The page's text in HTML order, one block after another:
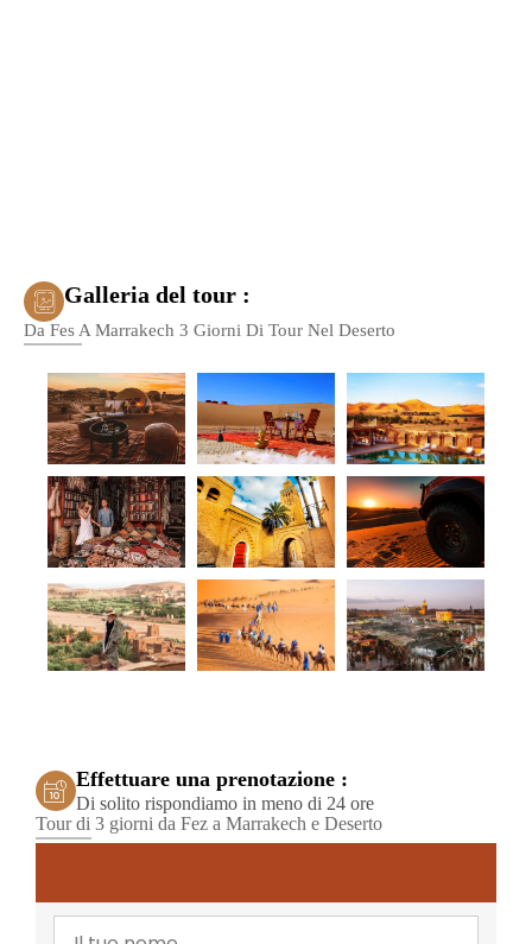
Galleria del tour :
Da Fes A Marrakech 3 Giorni Di Tour Nel Deserto
Effettuare una prenotazione :
Di solito rispondiamo in meno di 24 ore
Tour di 3 giorni da Fez a Marrakech e Deserto